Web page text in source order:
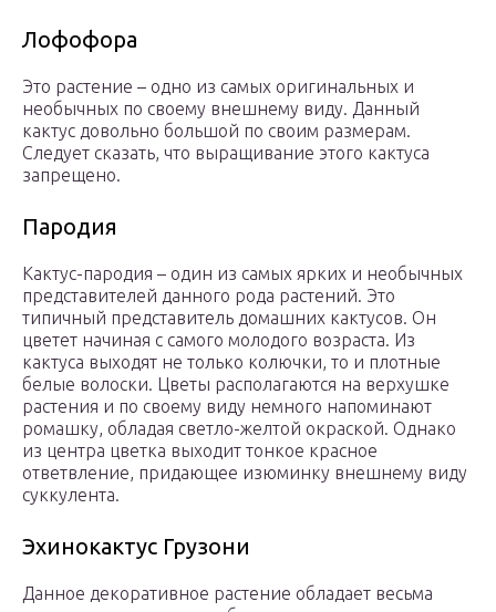
Лофофора
Это растение – одно из самых оригинальных и
необычных по своему внешнему виду. Данный
кактус довольно большой по своим размерам.
Следует сказать, что выращивание этого кактуса
запрещено.
Пародия
Кактус-пародия – один из самых ярких и необычных
представителей данного рода растений. Это
типичный представитель домашних кактусов. Он
цветет начиная с самого молодого возраста. Из
кактуса выходят не только колючки, то и плотные
белые волоски. Цветы располагаются на верхушке
растения и по своему виду немного напоминают
ромашку, обладая светло-желтой окраской. Однако
из центра цветка выходит тонкое красное
ответвление, придающее изюминку внешнему виду
суккулента.
Эхинокактус Грузони
Данное декоративное растение обладает весьма